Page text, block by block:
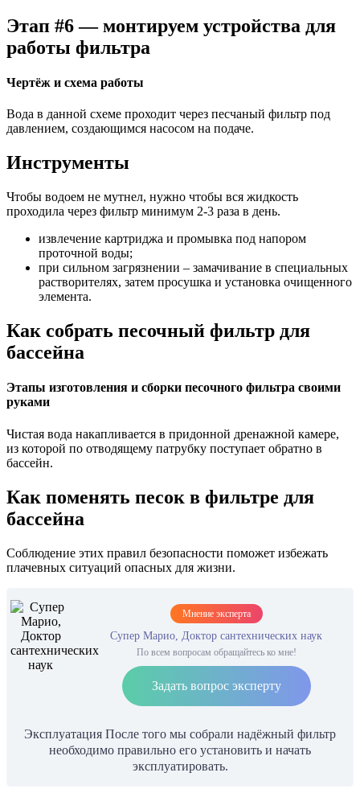
Этап #6 — монтируем устройства для
работы фильтра
Чертёж и схема работы
Вода в данной схеме проходит через песчаный фильтр под
давлением, создающимся насосом на подаче.
Инструменты
Чтобы водоем не мутнел, нужно чтобы вся жидкость
проходила через фильтр минимум 2-3 раза в день.
извлечение картриджа и промывка под напором
проточной воды;
при сильном загрязнении – замачивание в специальных
растворителях, затем просушка и установка очищенного
элемента.
Как собрать песочный фильтр для
бассейна
Этапы изготовления и сборки песочного фильтра своими
руками
Чистая вода накапливается в придонной дренажной камере,
из которой по отводящему патрубку поступает обратно в
бассейн.
Как поменять песок в фильтре для
бассейна
Соблюдение этих правил безопасности поможет избежать
плачевных ситуаций опасных для жизни.
Мнение эксперта
Супер Марио, Доктор сантехнических наук
По всем вопросам обращайтесь ко мне!
Задать вопрос эксперту
Эксплуатация После того мы собрали надёжный фильтр
необходимо правильно его установить и начать
эксплуатировать.